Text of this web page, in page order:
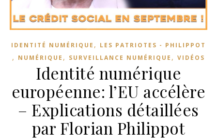
IDENTITÉ NUMÉRIQUE , LES PATRIOTES - PHILIPPOT
, NUMÉRIQUE , SURVEILLANCE NUMÉRIQUE , VIDÉOS
Identité numérique
européenne: l’EU accélère
– Explications détaillées
par Florian Philippot